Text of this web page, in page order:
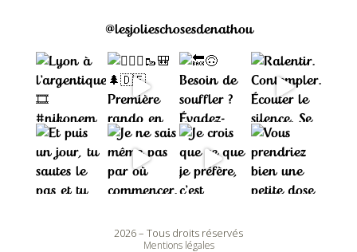
@lesjolieschosesdenathou
2026 – Tous droits réservés
Mentions légales